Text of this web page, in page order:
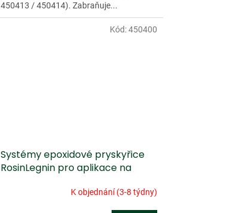
450413 / 450414). Zabraňuje...
Systémy epoxidové pryskyřice
RosinLegnin pro aplikace na
K objednání (3-8 týdny)
Kód:450400